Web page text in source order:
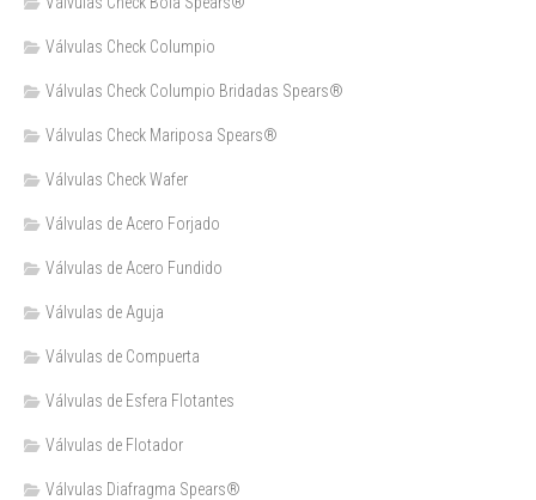
Válvulas Check Columpio
Válvulas Check Columpio Bridadas Spears®
Válvulas Check Mariposa Spears®
Válvulas Check Wafer
Válvulas de Acero Forjado
Válvulas de Acero Fundido
Válvulas de Aguja
Válvulas de Compuerta
Válvulas de Esfera Flotantes
Válvulas de Flotador
Válvulas Diafragma Spears®️